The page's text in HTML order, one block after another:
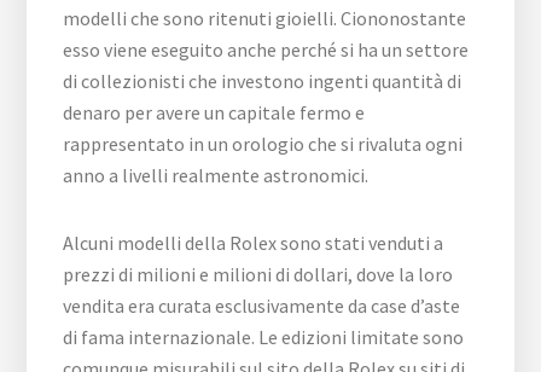
modelli che sono ritenuti gioielli. Ciononostante
esso viene eseguito anche perché si ha un settore
di collezionisti che investono ingenti quantità di
denaro per avere un capitale fermo e
rappresentato in un orologio che si rivaluta ogni
anno a livelli realmente astronomici.
Alcuni modelli della Rolex sono stati venduti a
prezzi di milioni e milioni di dollari, dove la loro
vendita era curata esclusivamente da case d’aste
di fama internazionale. Le edizioni limitate sono